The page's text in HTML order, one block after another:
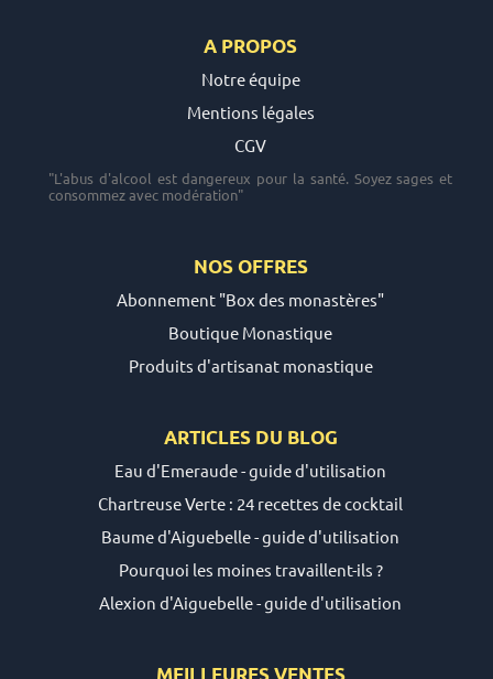
A PROPOS
Notre équipe
Mentions légales
CGV
"L'abus d'alcool est dangereux pour la santé. Soyez sages et
consommez avec modération"
NOS OFFRES
Abonnement "Box des monastères"
Boutique Monastique
Produits d'artisanat monastique
ARTICLES DU BLOG
Eau d'Emeraude - guide d'utilisation
Chartreuse Verte : 24 recettes de cocktail
Baume d'Aiguebelle - guide d'utilisation
Pourquoi les moines travaillent-ils ?
Alexion d'Aiguebelle - guide d'utilisation
MEILLEURES VENTES